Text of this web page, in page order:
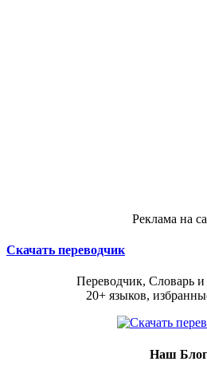
Реклама на
Скачать переводчик
Переводчик, Словарь и
20+ языков,
Наш Блог